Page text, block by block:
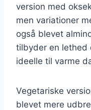
version med
men variationer
også blevet
tilbyder en lethed
ideelle til varme
Vegetariske
blevet mere